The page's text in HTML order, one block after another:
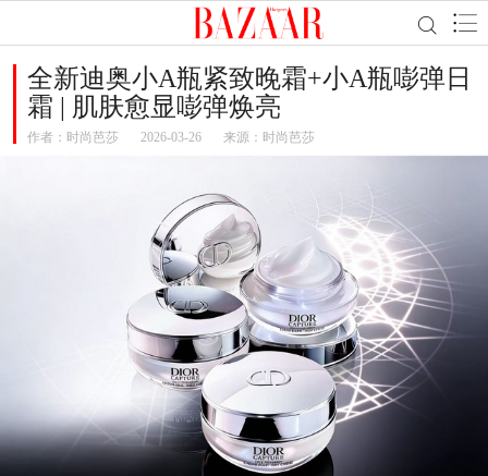
全新迪奥小A瓶紧致晚霜+小A瓶嘭弹日
霜 | 肌肤愈显嘭弹焕亮
作者： 时尚芭莎 2026-03-26 来源：时尚芭莎